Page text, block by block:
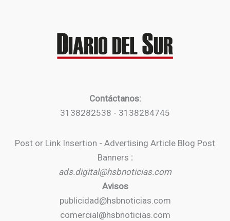
Contáctanos:
3138282538 - 3138284745
Post or Link Insertion - Advertising Article Blog Post
Banners :
ads.digital@hsbnoticias.com
Avisos
publicidad@hsbnoticias.com
comercial@hsbnoticias.com